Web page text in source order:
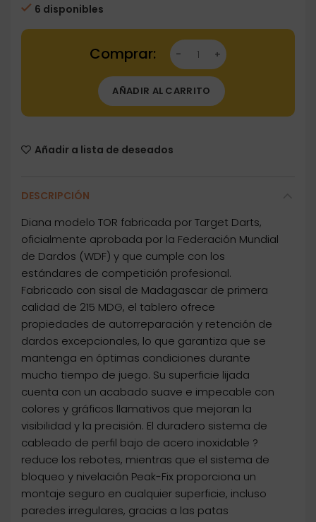
6 disponibles
Dartstore Diana Target Tor Profesional
AÑADIR AL CARRITO
Añadir a lista de deseados
DESCRIPCIÓN
Diana modelo TOR fabricada por Target Darts,
oficialmente aprobada por la Federación Mundial
de Dardos (WDF) y que cumple con los
estándares de competición profesional.
Fabricado con sisal de Madagascar de primera
calidad de 215 MDG, el tablero ofrece
propiedades de autorreparación y retención de
dardos excepcionales, lo que garantiza que se
mantenga en óptimas condiciones durante
mucho tiempo de juego. Su superficie lijada
cuenta con un acabado suave e impecable con
colores y gráficos llamativos que mejoran la
visibilidad y la precisión. El duradero sistema de
cableado de perfil bajo de acero inoxidable ?
reduce los rebotes, mientras que el sistema de
bloqueo y nivelación Peak-Fix proporciona un
montaje seguro en cualquier superficie, incluso
paredes irregulares, gracias a las patas